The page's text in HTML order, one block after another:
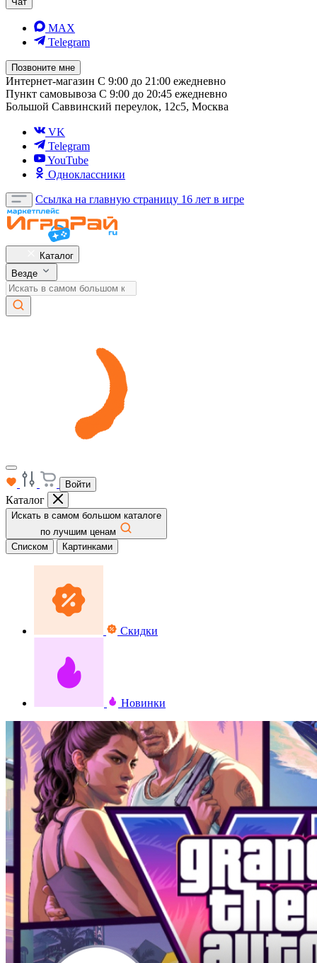
MAX
Telegram
Позвоните мне
Интернет-магазин С 9:00 до 21:00 ежедневно
Пункт самовывоза С 9:00 до 20:45 ежедневно
Большой Саввинский переулок, 12с5, Москва
VK
Telegram
YouTube
Одноклассники
Ссылка на главную страницу 16 лет в игре
Каталог
Везде
Войти
Каталог
Искать в самом большом каталоге
по лучшим ценам
Списком
Картинками
Скидки
Новинки